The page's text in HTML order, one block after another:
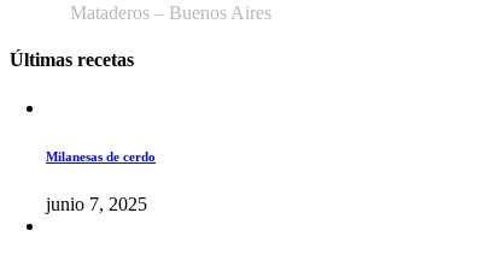
Mataderos – Buenos Aires
Últimas recetas
Milanesas de cerdo
junio 7, 2025